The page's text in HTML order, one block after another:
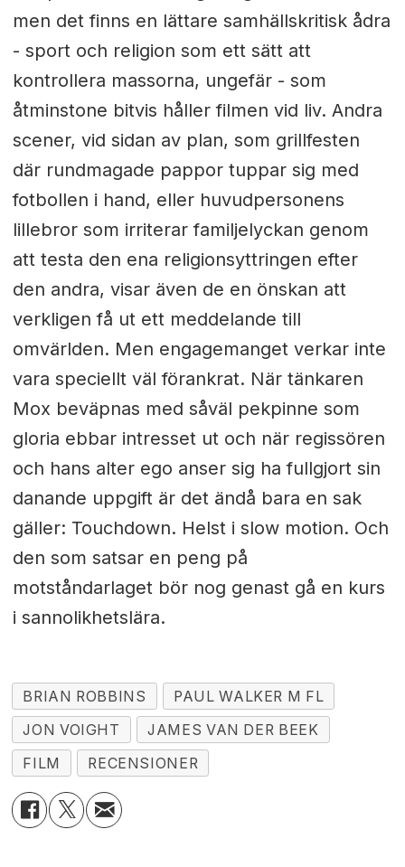
men det finns en lättare samhällskritisk ådra
- sport och religion som ett sätt att
kontrollera massorna, ungefär - som
åtminstone bitvis håller filmen vid liv. Andra
scener, vid sidan av plan, som grillfesten
där rundmagade pappor tuppar sig med
fotbollen i hand, eller huvudpersonens
lillebror som irriterar familjelyckan genom
att testa den ena religionsyttringen efter
den andra, visar även de en önskan att
verkligen få ut ett meddelande till
omvärlden. Men engagemanget verkar inte
vara speciellt väl förankrat. När tänkaren
Mox beväpnas med såväl pekpinne som
gloria ebbar intresset ut och när regissören
och hans alter ego anser sig ha fullgjort sin
danande uppgift är det ändå bara en sak
gäller: Touchdown. Helst i slow motion. Och
den som satsar en peng på
motståndarlaget bör nog genast gå en kurs
i sannolikhetslära.
BRIAN ROBBINS
PAUL WALKER M FL
JON VOIGHT
JAMES VAN DER BEEK
FILM
RECENSIONER